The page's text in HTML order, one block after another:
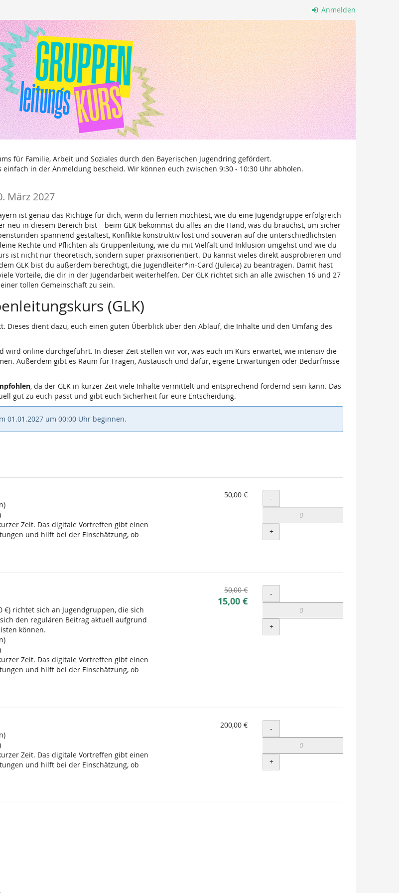
Anmelden
für Familie, Arbeit und Soziales durch den Bayerischen Jugendring gefördert.
in der Anmeldung bescheid. Wir können euch zwischen 9:30 - 10:30 Uhr abholen.
März 2027
ist genau das Richtige für dich, wenn du lernen möchtest, wie du eine Jugendgruppe erfolgreich
neu in diesem Bereich bist – beim GLK bekommst du alles an die Hand, was du brauchst, um sicher
spannend gestaltest, Konflikte konstruktiv löst und souverän auf die unterschiedlichsten
Rechte und Pflichten als Gruppenleitung, wie du mit Vielfalt und Inklusion umgehst und wie du
ist nicht nur theoretisch, sondern super praxisorientiert. Du kannst vieles direkt ausprobieren und
GLK bist du außerdem berechtigt, die Jugendleiter*in-Card (Juleica) zu beantragen. Damit hast
Vorteile, die dir in der Jugendarbeit weiterhelfen. Der GLK richtet sich an alle zwischen 16 und 27
tollen Gemeinschaft zu sein.
(GLK)
dient dazu, euch einen guten Überblick über den Ablauf, die Inhalte und den Umfang des
wird online durchgeführt. In dieser Zeit stellen wir vor, was euch im Kurs erwartet, wie intensiv die
Außerdem gibt es Raum für Fragen, Austausch und dafür, eigene Erwartungen oder Bedürfnisse
, da der GLK in kurzer Zeit viele Inhalte vermittelt und entsprechend fordernd sein kann. Das
gut zu euch passt und gibt euch Sicherheit für eure Entscheidung.
01.01.2027 um 00:00 Uhr beginnen.
Zeit. Das digitale Vortreffen gibt einen
und hilft bei der Einschätzung, ob
50,00 € Menge
-
+
richtet sich an Jugendgruppen, die sich
den regulären Beitrag aktuell aufgrund
können.
Zeit. Das digitale Vortreffen gibt einen
und hilft bei der Einschätzung, ob
Ursprünglicher
Preis:
50,00 €
Neuer
15,00 €
Menge
-
+
Zeit. Das digitale Vortreffen gibt einen
und hilft bei der Einschätzung, ob
200,00 € Menge
-
+